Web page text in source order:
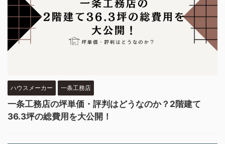
ハウスメーカー 一条工務店
一条工務店の坪単価・評判はどうなのか？2階建て
36.3坪の総費用を大公開！